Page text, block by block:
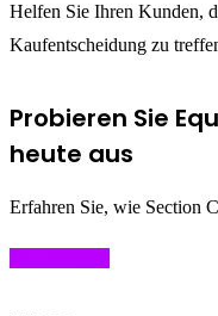
Helfen Sie Ihren Kunden,
Kaufentscheidung zu
Probieren Sie
heute aus
Erfahren Sie, wie Section